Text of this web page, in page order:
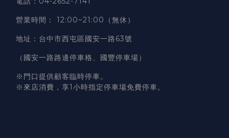
營業時間 ： 12:00~21:00（無休）
地址 ：台中市西屯區國安一路63號
（國安一路路邊停車格、國豐停車場）
※門口提供顧客臨時停車。
※來店消費，享1小時指定停車場免費停車。